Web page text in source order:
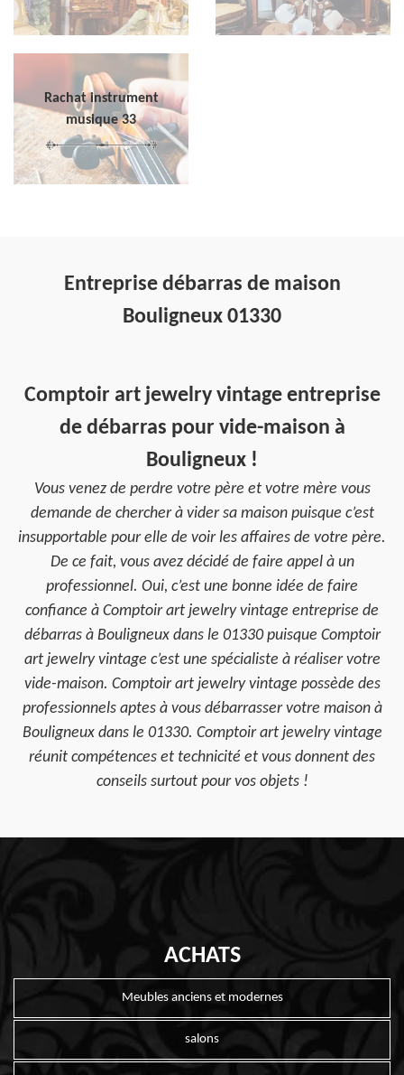
Rachat instrument
musique 33
Entreprise débarras de maison
Bouligneux 01330
Comptoir art jewelry vintage entreprise
de débarras pour vide-maison à
Bouligneux !
Vous venez de perdre votre père et votre mère vous
demande de chercher à vider sa maison puisque c’est
insupportable pour elle de voir les affaires de votre père.
De ce fait, vous avez décidé de faire appel à un
professionnel. Oui, c’est une bonne idée de faire
confiance à Comptoir art jewelry vintage entreprise de
débarras à Bouligneux dans le 01330 puisque Comptoir
art jewelry vintage c’est une spécialiste à réaliser votre
vide-maison. Comptoir art jewelry vintage possède des
professionnels aptes à vous débarrasser votre maison à
Bouligneux dans le 01330. Comptoir art jewelry vintage
réunit compétences et technicité et vous donnent des
conseils surtout pour vos objets !
ACHATS
Meubles anciens et modernes
salons